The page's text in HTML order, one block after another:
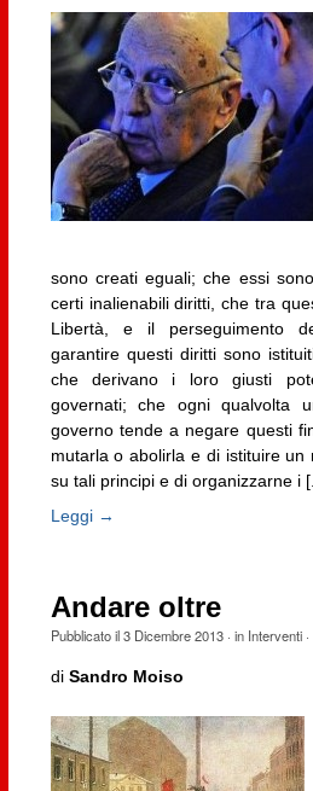
sono creati eguali; che essi
certi inalienabili diritti, che tra
Libertà, e il perseguimento
garantire questi diritti sono
che derivano i loro giusti
governati; che ogni qualvolta
governo tende a negare questi
mutarla o abolirla e di istituire un
su tali principi e di organizzarne i
Leggi →
Andare oltre
Pubblicato il3 Dicembre 2013· in Interventi·
di Sandro Moiso